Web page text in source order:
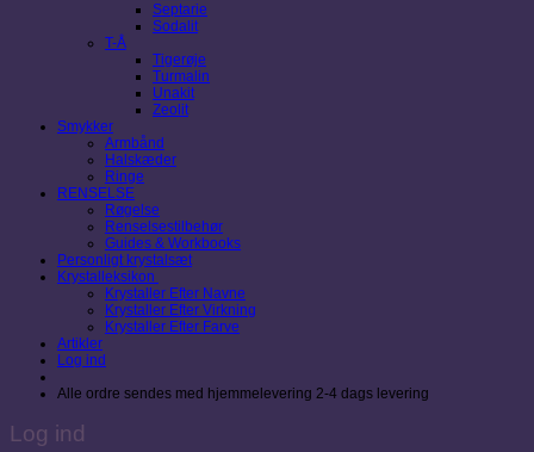
Septarie
Sodalit
T-Å
Tigerøje
Turmalin
Unakit
Zeolit
Smykker
Armbånd
Halskæder
Ringe
RENSELSE
Røgelse
Renselsestilbehør
Guides & Workbooks
Personligt krystalsæt
Krystalleksikon
Krystaller Efter Navne
Krystaller Efter Virkning
Krystaller Efter Farve
Artikler
Log ind
Alle ordre sendes med hjemmelevering 2-4 dags levering
Log ind